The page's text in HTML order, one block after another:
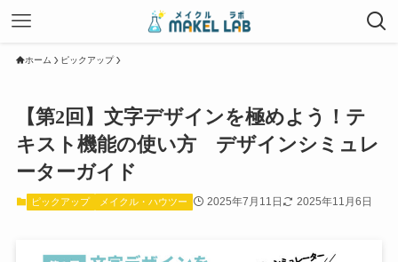
ホーム ピックアップ
【第2回】文字デザインを極めよう！テ
キスト機能の使い方 デザインシミュレ
ーターガイド
ピックアップ メイクル・ハウツー 2025年7月11日 2025年11月6日